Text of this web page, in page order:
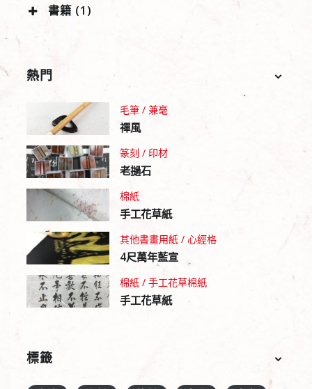
書籍 (1)
熱門
毛筆 / 兼毫
禪風
篆刻 / 印材
老撾石
棉紙
手工花草紙
其他書畫用紙 / 心經格
4尺萬年藍宣
棉紙 / 手工花草棉紙
手工花草紙
標籤